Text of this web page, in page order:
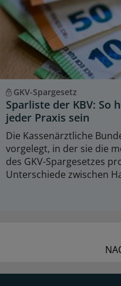
GKV-Spargesetz
Sparliste der KBV: So
jeder Praxis sein
Die Kassenärztliche
vorgelegt, in der sie die
des GKV-Spargesetzes
Unterschiede zwischen